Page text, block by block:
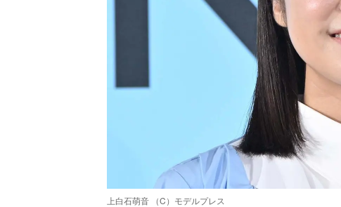
上白石萌音 （C）モデルプレス